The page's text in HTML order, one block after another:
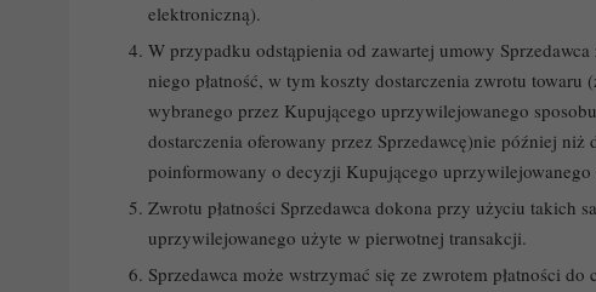
elektroniczną).
W przypadku odstąpienia od zawartej umowy
niego płatność, w tym koszty dostarczenia zwrotu
wybranego przez Kupującego uprzywilejowanego
dostarczenia oferowany przez Sprzedawcę)nie później
poinformowany o decyzji Kupującego
Zwrotu płatności Sprzedawca dokona przy użyciu takich
uprzywilejowanego użyte w pierwotnej transakcji.
Sprzedawca może wstrzymać się ze zwrotem płatności